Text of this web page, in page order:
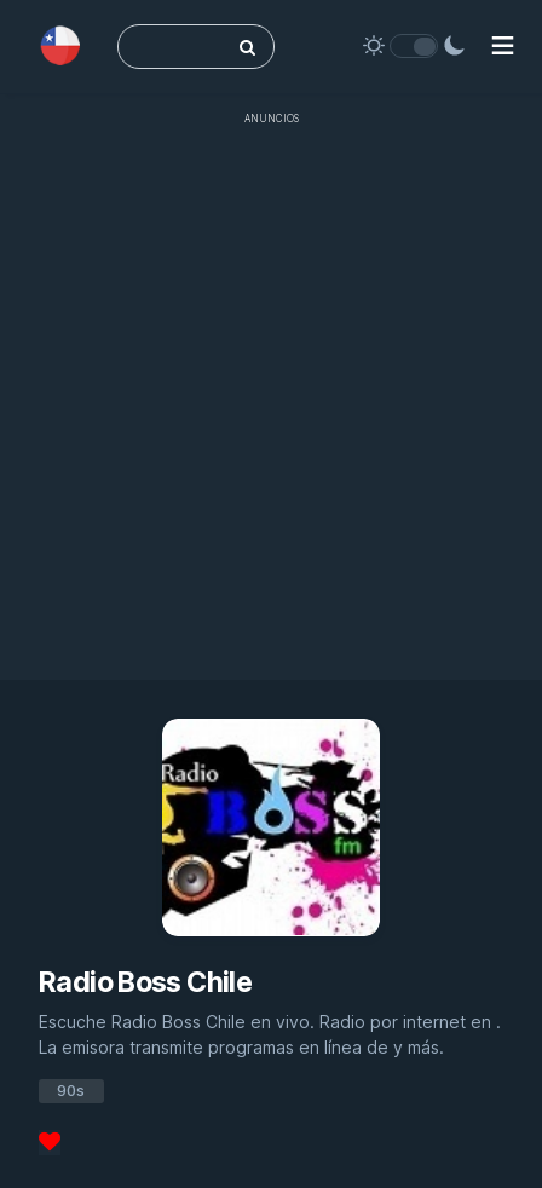
Buscar:
ANUNCIOS
Radio Boss Chile
Escuche Radio Boss Chile en vivo. Radio por internet en .
La emisora transmite programas en línea de y más.
90s